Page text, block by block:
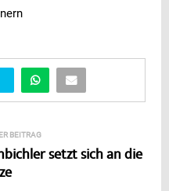
BEITRAG
setzt sich an die